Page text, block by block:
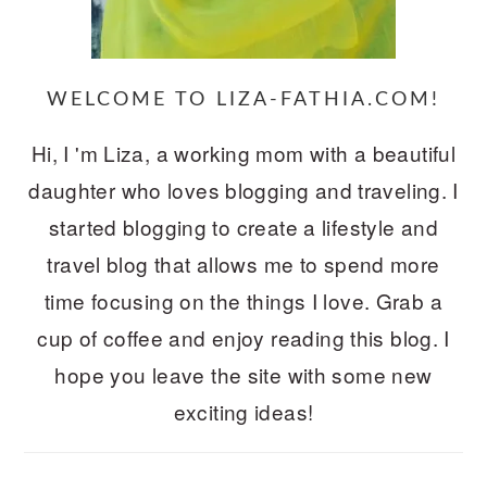
WELCOME TO LIZA-FATHIA.COM!
Hi, I 'm Liza, a working mom with a beautiful
daughter who loves blogging and traveling. I
started blogging to create a lifestyle and
travel blog that allows me to spend more
time focusing on the things I love. Grab a
cup of coffee and enjoy reading this blog. I
hope you leave the site with some new
exciting ideas!